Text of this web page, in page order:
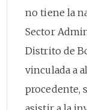
no tiene la
Sector
Distrito de
vinculada a
procedente,